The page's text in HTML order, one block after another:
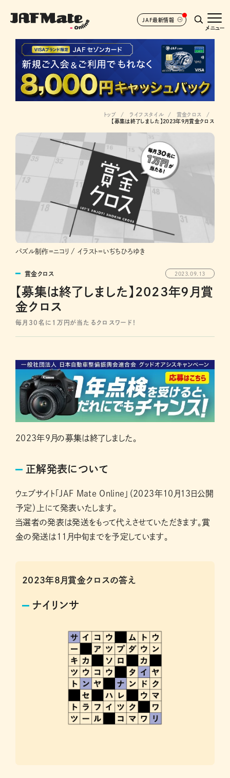
JAF最新情報
メニュー
トップ ライフスタイル
賞金クロス
【募集は終了しました】2023年9月賞金クロス
パズル制作＝ニコリ / イラスト＝いぢちひろゆき
賞金クロス 2023.09.13
【募集は終了しました】2023年9月賞
金クロス
毎月30名に1万円が当たるクロスワード！
2023年9月の募集は終了しました。
正解発表について
ウェブサイト「JAF Mate Online」（2023年10月13日公開
予定）上にて発表いたします。
当選者の発表は発送をもって代えさせていただきます。賞
金の発送は11月中旬までを予定しています。
2023年8月賞金クロスの答え
ナイリンサ